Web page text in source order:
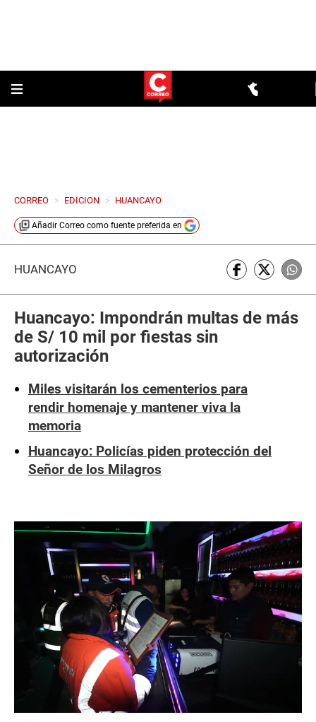
CORREO > EDICION > HUANCAYO
Añadir Correo como fuente preferida en
HUANCAYO
Huancayo: Impondrán multas de más
de S/ 10 mil por fiestas sin
autorización
Miles visitarán los cementerios para
rendir homenaje y mantener viva la
memoria
Huancayo: Policías piden protección del
Señor de los Milagros